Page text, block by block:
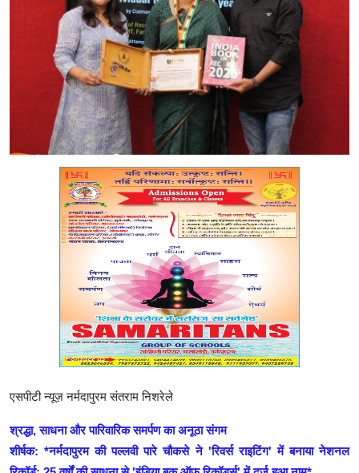
शिक्षा जगत
Hindi
एसपीटी न्यूज़ नर्मदापुरम संतराम निशरेले
श्रद्धा, साधना और पारिवारिक समर्पण का अनूठा संगम
​शीर्षक: *नर्मदापुरम की पल्लवी पारे चौकसे ने 'रिवर्स राइटिंग' में बनाया नेशनल